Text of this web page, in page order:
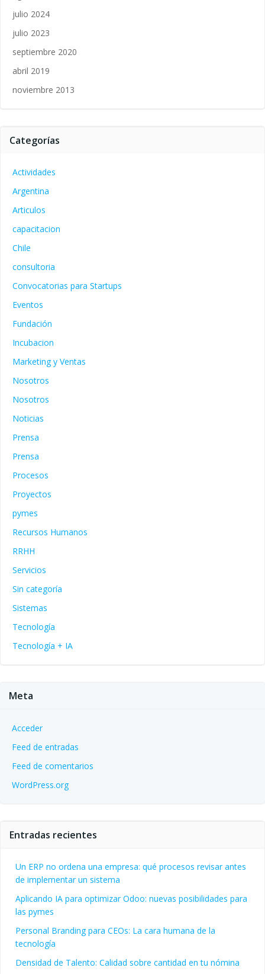
julio 2024
julio 2023
septiembre 2020
abril 2019
noviembre 2013
Categorías
Actividades
Argentina
Articulos
capacitacion
Chile
consultoria
Convocatorias para Startups
Eventos
Fundación
Incubacion
Marketing y Ventas
Nosotros
Nosotros
Noticias
Prensa
Prensa
Procesos
Proyectos
pymes
Recursos Humanos
RRHH
Servicios
Sin categoría
Sistemas
Tecnología
Tecnología + IA
Meta
Acceder
Feed de entradas
Feed de comentarios
WordPress.org
Entradas recientes
Un ERP no ordena una empresa: qué procesos revisar antes
de implementar un sistema
Aplicando IA para optimizar Odoo: nuevas posibilidades para
las pymes
Personal Branding para CEOs: La cara humana de la
tecnología
Densidad de Talento: Calidad sobre cantidad en tu nómina